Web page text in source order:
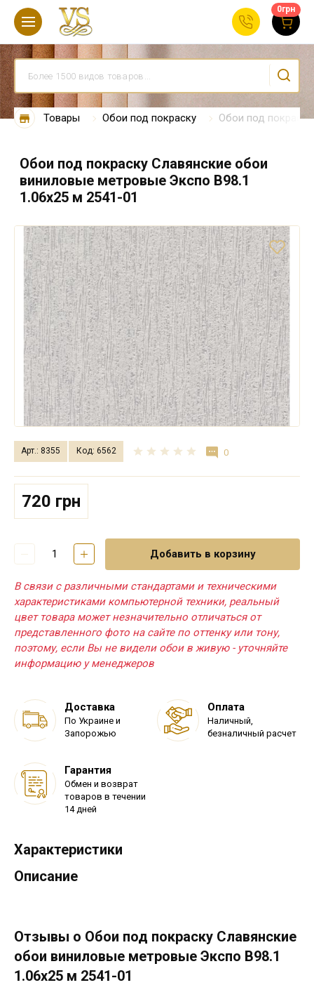
0грн
Товары Обои под покраску Обои под
Обои под покраску Славянские обои
виниловые метровые Экспо В98.1
1.06х25 м 2541-01
Арт.: 8355 Код: 6562 0
720 грн
Добавить в корзину
В связи с различными стандартами и техническими
характеристиками компьютерной техники, реальный
цвет товара может незначительно отличаться от
представленного фото на сайте по оттенку или тону,
поэтому, если Вы не видели обои в живую - уточняйте
информацию у менеджеров
Доставка
По Украине и
Запорожью
Оплата
Наличный,
безналичный расчет
Гарантия
Обмен и возврат
товаров в течении
14 дней
Характеристики
Описание
Отзывы о Обои под покраску Славянские
обои виниловые метровые Экспо В98.1
1.06х25 м 2541-01